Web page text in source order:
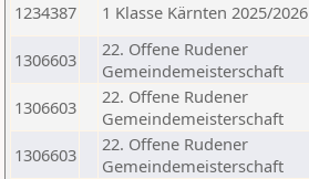
1234387
1 Klasse Kärnten 2025/2026
1306603
22. Offene Rudener
Gemeindemeisterschaft
1306603
22. Offene Rudener
Gemeindemeisterschaft
1306603
22. Offene Rudener
Gemeindemeisterschaft